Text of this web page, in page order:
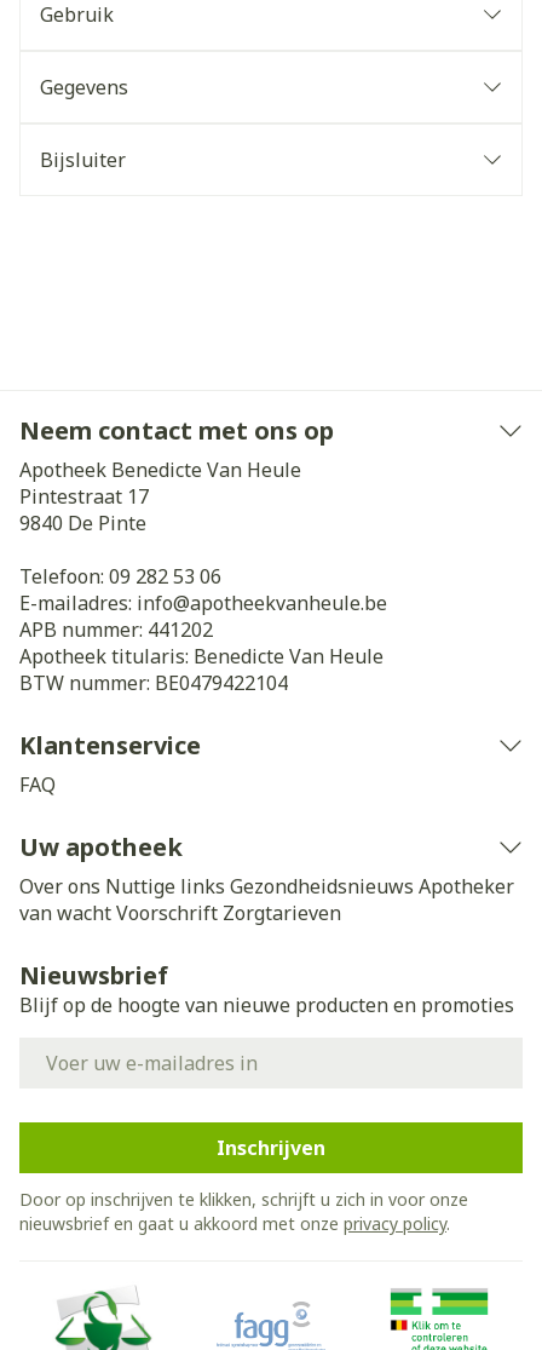
Gebruik
Gegevens
Bijsluiter
Neem contact met ons op
Apotheek Benedicte Van Heule
Pintestraat 17
9840 De Pinte
Telefoon: 09 282 53 06
E-mailadres: info@apotheekvanheule.be
APB nummer: 441202
Apotheek titularis: Benedicte Van Heule
BTW nummer: BE0479422104
Klantenservice
FAQ
Uw apotheek
Over ons Nuttige links Gezondheidsnieuws Apotheker
van wachtVoorschrift Zorgtarieven
Nieuwsbrief
Blijf op de hoogte van nieuwe producten en promoties
Inschrijven
Door op inschrijven te klikken, schrijft u zich in voor onze
nieuwsbrief en gaat u akkoord met onze privacy policy.